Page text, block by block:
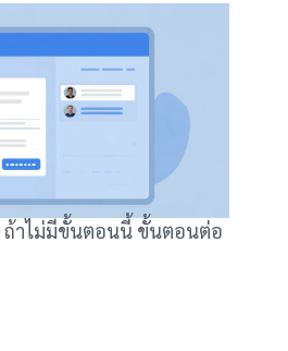
ถ้าไม่มีขั้นตอนนี้ ขั้นตอนต่อ